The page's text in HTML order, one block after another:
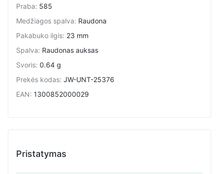
Praba: 585
Medžiagos spalva: Raudona
Pakabuko ilgis: 23 mm
Spalva: Raudonas auksas
Svoris: 0.64 g
Prekės kodas: JW-UNT-25376
EAN: 1300852000029
Pristatymas